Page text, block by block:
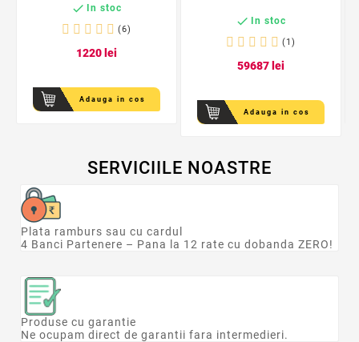
 In stoc
(6)
1220lei
Adauga in cos
 In stoc
(1)
59687lei
Adauga in cos
SERVICIILE NOASTRE
Plata ramburs sau cu cardul
4 Banci Partenere – Pana la 12 rate cu dobanda ZERO!
Produse cu garantie
Ne ocupam direct de garantii fara intermedieri.